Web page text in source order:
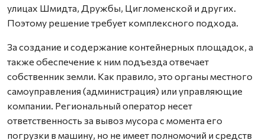
улицах Шмидта, Дружбы, Цигломенской и других.
Поэтому решение требует комплексного подхода.
За создание и содержание контейнерных площадок, а
также обеспечение к ним подъезда отвечает
собственник земли. Как правило, это органы местного
самоуправления (администрация) или управляющие
компании. Региональный оператор несет
ответственность за вывоз мусора с момента его
погрузки в машину, но не имеет полномочий и средств